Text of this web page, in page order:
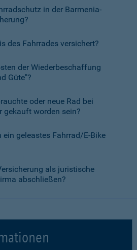
in der Barmenia-
des Fahrrades versichert?
der Wiederbeschaffung
Güte"?
oder neue Rad bei
gekauft worden sein?
ein geleastes Fahrrad/E-Bike
als juristische
abschließen?